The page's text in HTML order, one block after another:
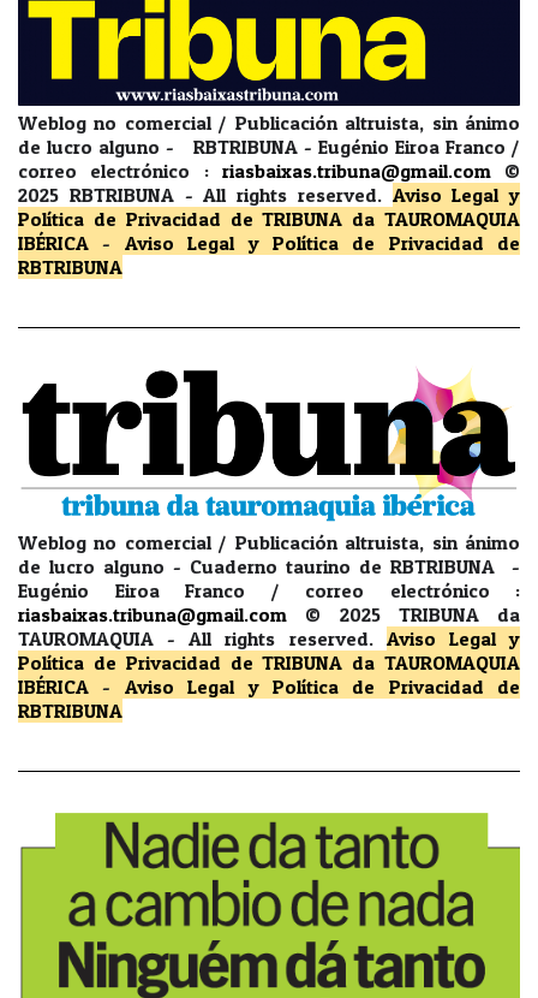
Weblog no comercial / Publicación altruista, sin ánimo
de lucro alguno - RBTRIBUNA - Eugénio Eiroa Franco /
correo electrónico : riasbaixas.tribuna@gmail.com
©
2025 RBTRIBUNA -All rights reserved. Aviso Legal y
Política de Privacidad de TRIBUNA da TAUROMAQUIA
IBÉRICA - Aviso Legal y Política de Privacidad
de
RBTRIBUNA
Weblog no comercial / Publicación altruista, sin ánimo
de lucro alguno - Cuaderno taurino de RBTRIBUNA -
Eugénio Eiroa Franco / correo electrónico :
riasbaixas.tribuna@gmail.com
© 2025 TRIBUNA da
TAUROMAQUIA -All rights reserved. Aviso Legal y
Política de Privacidad de TRIBUNA da TAUROMAQUIA
IBÉRICA - Aviso Legal y Política de Privacidad
de
RBTRIBUNA